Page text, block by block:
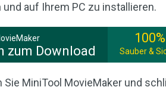
auf Ihrem PC zu installieren.
zum Download
100%
Sauber &
Sie MiniTool MovieMaker und